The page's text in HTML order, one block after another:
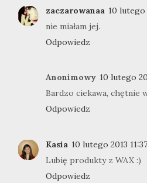
zaczarowanaa 10 lutego
nie miałam jej.
Odpowiedz
Anonimowy 10 lutego
Bardzo ciekawa, chętnie
Odpowiedz
Kasia 10 lutego 2013 11:37
Lubię produkty z WAX :)
Odpowiedz